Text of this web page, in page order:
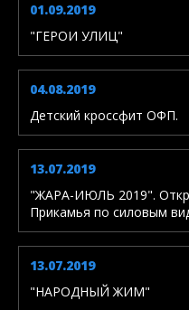
01.09.2019
"ГЕРОИ УЛИЦ"
04.08.2019
Детский кроссфит ОФП.
13.07.2019
"ЖАРА-ИЮЛЬ 2019".
Прикамья по силовым
13.07.2019
"НАРОДНЫЙ ЖИМ"